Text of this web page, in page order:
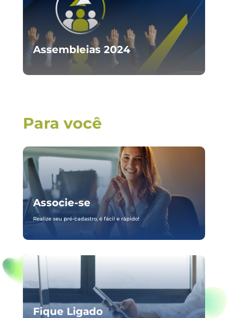
Assembleias 2024
Para você
Associe-se
Realize seu pré-cadastro, é fácil e rápido!
Fique Ligado